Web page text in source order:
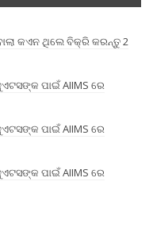
କଏନ ଥିଲେ ବିକ୍ରି କରନ୍ତୁ 2
ପାଇଁ AIIMS ରେ
ପାଇଁ AIIMS ରେ
ପାଇଁ AIIMS ରେ